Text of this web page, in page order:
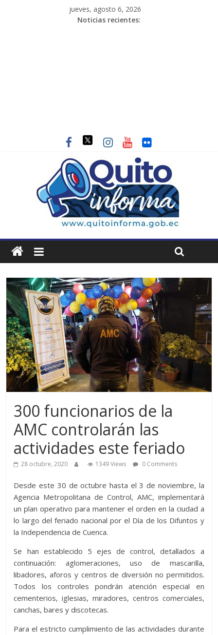
jueves, agosto 6, 2026
Noticias recientes:
300 funcionarios de la
AMC controlarán las
actividades este feriado
28 octubre, 2020 1349 Views 0 Comments
Desde este 30 de octubre hasta el 3 de noviembre, la
Agencia Metropolitana de Control, AMC, implementará
un plan operativo para mantener el orden en la ciudad a
lo largo del feriado nacional por el Día de los Difuntos y
la Independencia de Cuenca.
Se han establecido 5 ejes de control, detallados a
continuación: aglomeraciones, uso de mascarilla,
libadores, aforos y centros de diversión no permitidos.
Todos los controles pondrán atención especial en
cementerios, iglesias, miradores, centros comerciales,
canchas, bares y discotecas.
Para el estricto cumplimiento de las actividades durante